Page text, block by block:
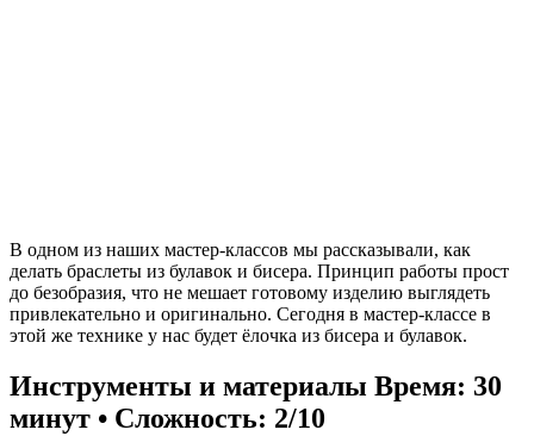
В одном из наших мастер-классов мы рассказывали, как
делать браслеты из булавок и бисера. Принцип работы прост
до безобразия, что не мешает готовому изделию выглядеть
привлекательно и оригинально. Сегодня в мастер-классе в
этой же технике у нас будет ёлочка из бисера и булавок.
Инструменты и материалы Время: 30
минут • Сложность: 2/10